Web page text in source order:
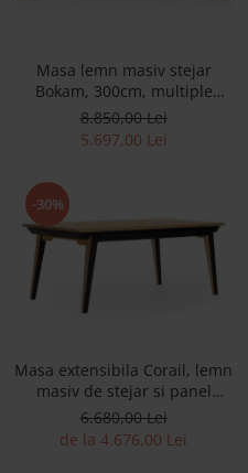
Masa lemn masiv stejar
Bokam, 300cm, multiple
finisaje disponibile, stil rustic
8.850,00 Lei
5.697,00 Lei
-30%
Masa extensibila Corail, lemn
masiv de stejar si panel
furniruit, finisaj 353, stil
industrial
6.680,00 Lei
de la 4.676,00 Lei